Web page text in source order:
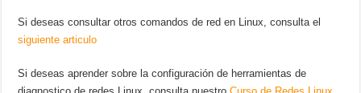
Si deseas consultar otros comandos de red en Linux, consulta el
siguiente articulo
Si deseas aprender sobre la configuración de herramientas de